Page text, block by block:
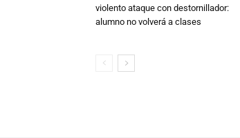
violento ataque con destornillador:
alumno no volverá a clases